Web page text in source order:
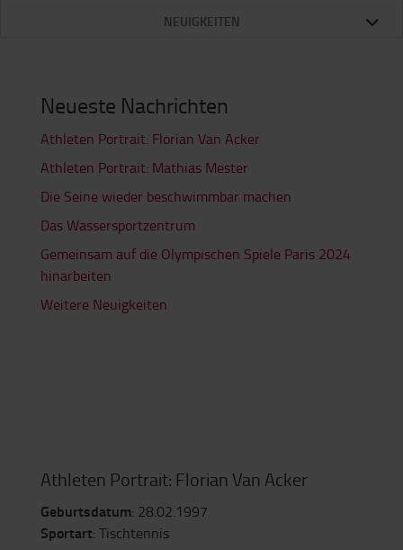
NEUIGKEITEN
Neueste Nachrichten
Athleten Portrait: Florian Van Acker
Athleten Portrait: Mathias Mester
Die Seine wieder beschwimmbar machen
Das Wassersportzentrum
Gemeinsam auf die Olympischen Spiele Paris 2024
hinarbeiten
Weitere Neuigkeiten
Athleten Portrait: Florian Van Acker
Geburtsdatum: 28.02.1997
Sportart: Tischtennis